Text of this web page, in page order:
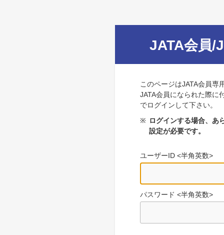
JATA会員/
このページはJATA会員専
JATA会員になられた際に
でログインして下さい。
※ ログインする場合、あ
設定が必要です。
ユーザーID <半角英数>
パスワード <半角英数>